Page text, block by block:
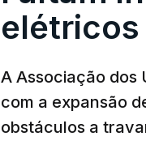
elétricos
A Associação dos
com a expansão
obstáculos a